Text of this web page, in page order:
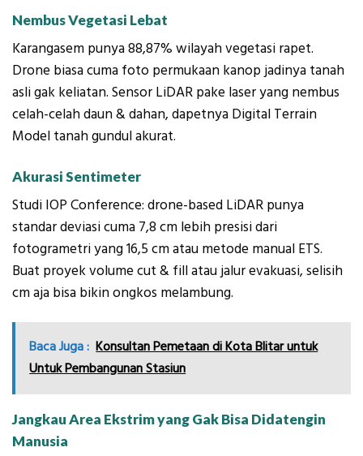
Nembus Vegetasi Lebat
Karangasem punya 88,87% wilayah vegetasi rapet.
Drone biasa cuma foto permukaan kanop jadinya tanah
asli gak keliatan. Sensor LiDAR pake laser yang nembus
celah-celah daun & dahan, dapetnya Digital Terrain
Model tanah gundul akurat.
Akurasi Sentimeter
Studi IOP Conference: drone-based LiDAR punya
standar deviasi cuma 7,8 cm lebih presisi dari
fotogrametri yang 16,5 cm atau metode manual ETS.
Buat proyek volume cut & fill atau jalur evakuasi, selisih
cm aja bisa bikin ongkos melambung.
Baca Juga : Konsultan Pemetaan di Kota Blitar untuk
Untuk Pembangunan Stasiun
Jangkau Area Ekstrim yang Gak Bisa Didatengin
Manusia